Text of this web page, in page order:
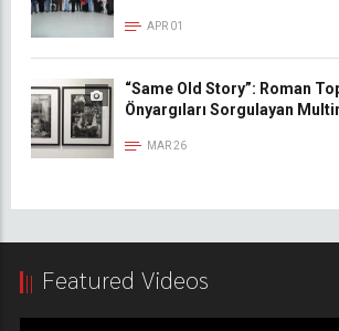
APR 01
“Same Old Story”: Roman
Önyargıları Sorgulayan
MAR 26
Featured Videos